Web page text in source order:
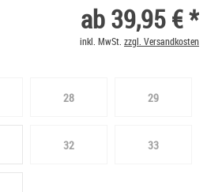
ab 39,95 € *
inkl. MwSt. zzgl. Versandkosten
28 29
32 33